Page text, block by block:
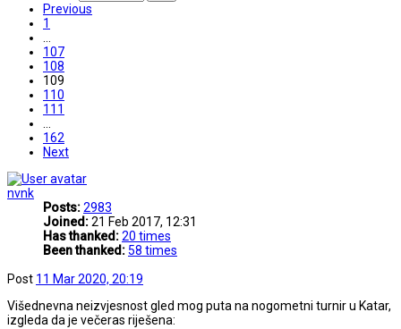
Previous
1
107
108
109
110
111
162
Next
nvnk
Posts:2983
Joined:21 Feb 2017, 12:31
Has thanked:20 times
Been thanked:58 times
Post 11 Mar 2020, 20:19
Višednevna neizvjesnost gled mog puta na nogometni turnir u Katar,
izgleda da je večeras riješena: